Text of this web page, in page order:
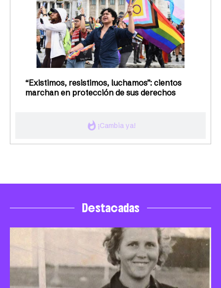
whatshot ¡Cambia ya!
“Existimos, resistimos, luchamos”: cientos
marchan en protección de sus derechos
Destacadas